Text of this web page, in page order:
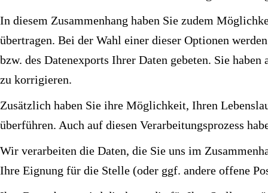
In diesem Zusammenhang haben Sie zudem
übertragen. Bei der Wahl einer dieser Optionen
bzw. des Datenexports Ihrer Daten gebeten. Sie
zu korrigieren.
Zusätzlich haben Sie ihre Möglichkeit, Ihren
überführen. Auch auf diesen Verarbeitungsprozess
Wir verarbeiten die Daten, die Sie uns im
Ihre Eignung für die Stelle (oder ggf. andere offene